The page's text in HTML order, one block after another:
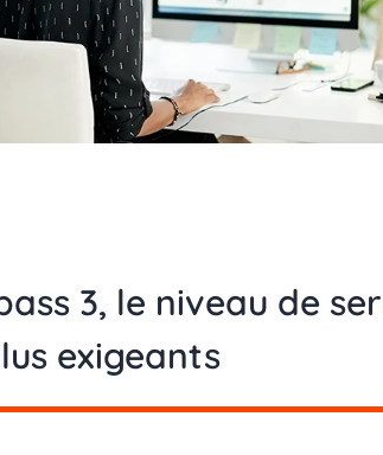
3, le niveau de
exigeants